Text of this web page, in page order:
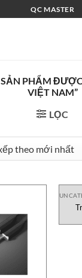
QC MASTER
SẢN PHẨM
VIỆT NAM”
LỌC